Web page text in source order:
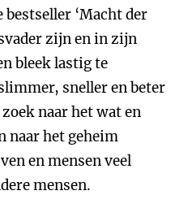
‘Macht der
zijn en in zijn
bleek lastig te
sneller en beter
naar het wat en
naar het geheim
en mensen veel
mensen.